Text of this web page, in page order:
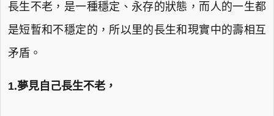
長生不老，是一種穩定、永存的狀態，而人的一生都
是短暫和不穩定的，所以里的長生和現實中的壽相互
矛盾。
1.夢見自己長生不老，